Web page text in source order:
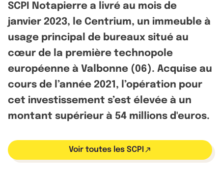
SCPI Notapierre a livré au mois de
janvier 2023, le Centrium, un immeuble à
usage principal de bureaux situé au
cœur de la première technopole
européenne à Valbonne (06). Acquise au
cours de l’année 2021, l’opération pour
cet investissement s’est élevée à un
montant supérieur à 54 millions d'euros.
Voir toutes les SCPI